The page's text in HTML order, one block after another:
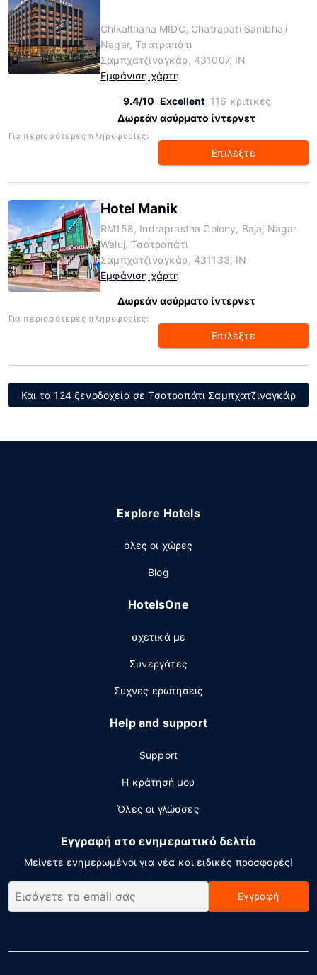
Chikalthana MIDC, Chatrapati Sambhaji
Nagar, Τσατραπάτι
Σαμπχατζιναγκάρ, 431007, IN
Εμφάνιση χάρτη
9.4/10 Excellent 116 κριτικές
Δωρεάν ασύρματο ίντερνετ
Για περισσότερες πληροφορίες:
Επιλέξτε
Hotel Manik
RM158, Indraprastha Colony, Bajaj Nagar
Waluj, Τσατραπάτι
Σαμπχατζιναγκάρ, 431133, IN
Εμφάνιση χάρτη
Δωρεάν ασύρματο ίντερνετ
Για περισσότερες πληροφορίες:
Επιλέξτε
Και τα 124 ξενοδοχεία σε Τσατραπάτι Σαμπχατζιναγκάρ
Explore Hotels
όλες οι χώρες
Blog
HotelsOne
σχετικά με
Συνεργάτες
Συχνες ερωτησεις
Help and support
Support
Η κράτησή μου
Όλες οι γλώσσες
Εγγραφή στο ενημερωτικό δελτίο
Μείνετε ενημερωμένοι για νέα και ειδικές προσφορές!
Εγγραφή